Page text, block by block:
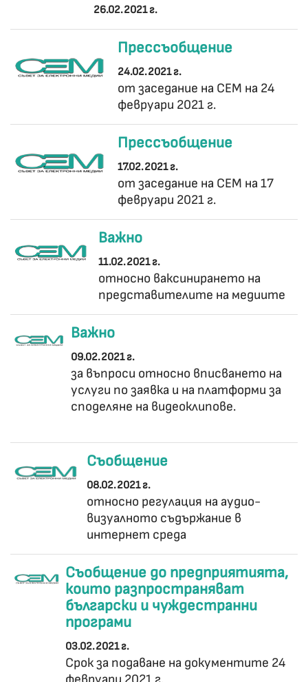
26.02.2021 г.
Прессъобщение
24.02.2021 г.
от заседание на СЕМ на 24
февруари 2021 г.
Прессъобщение
17.02.2021 г.
от заседание на СЕМ на 17
февруари 2021 г.
Важно
11.02.2021 г.
относно ваксинирането на
представителите на медиите
Важно
09.02.2021 г.
за въпроси относно вписването на
услуги по заявка и на платформи за
споделяне на видеоклипове.
Съобщение
08.02.2021 г.
относно регулация на аудио-
визуалното съдържание в
интернет среда
Съобщение до предприятията,
които разпространяват
български и чуждестранни
програми
03.02.2021 г.
Срок за подаване на документите 24